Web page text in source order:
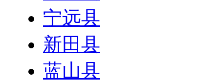
宁远县
新田县
蓝山县